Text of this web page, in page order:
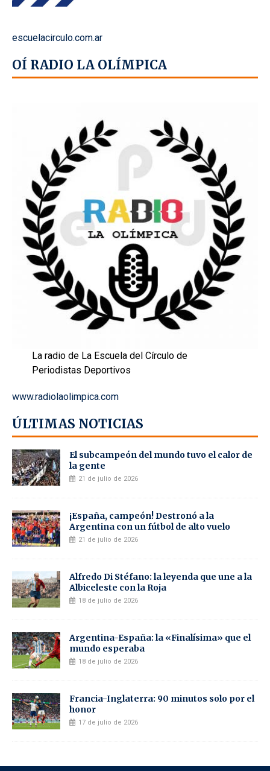
escuelacirculo.com.ar
OÍ RADIO LA OLÍMPICA
La radio de La Escuela del Círculo de
Periodistas Deportivos
www.radiolaolimpica.com
ÚLTIMAS NOTICIAS
El subcampeón del mundo tuvo el calor de
la gente
21 de julio de 2026
¡España, campeón! Destronó a la
Argentina con un fútbol de alto vuelo
21 de julio de 2026
Alfredo Di Stéfano: la leyenda que une a la
Albiceleste con la Roja
18 de julio de 2026
Argentina-España: la «Finalísima» que el
mundo esperaba
18 de julio de 2026
Francia-Inglaterra: 90 minutos solo por el
honor
17 de julio de 2026